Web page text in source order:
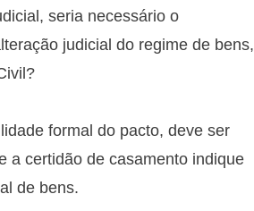
seria necessário o
judicial do regime de bens,
formal do pacto, deve ser
a certidão de casamento indique
de bens.